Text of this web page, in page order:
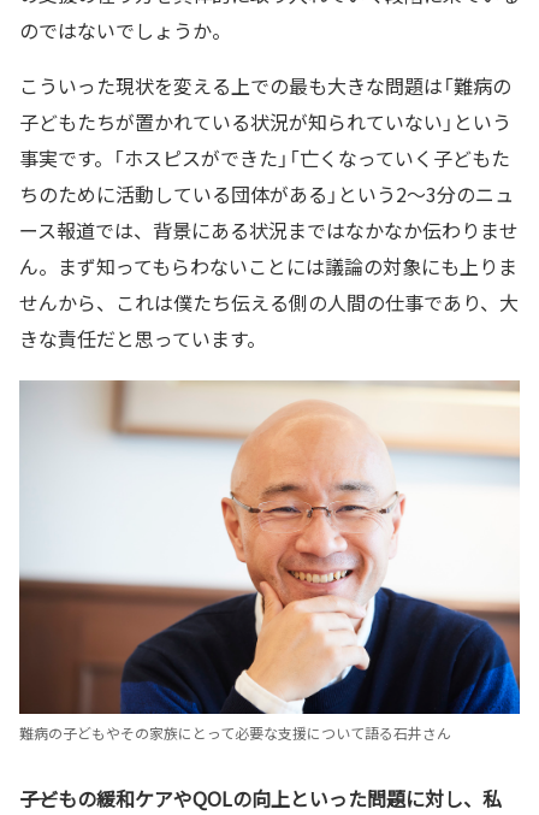
のではないでしょうか。
こういった現状を変える上での最も大きな問題は「難病の
子どもたちが置かれている状況が知られていない」という
事実です。「ホスピスができた」「亡くなっていく子どもた
ちのために活動している団体がある」という2～3分のニュ
ース報道では、背景にある状況まではなかなか伝わりませ
ん。まず知ってもらわないことには議論の対象にも上りま
せんから、これは僕たち伝える側の人間の仕事であり、大
きな責任だと思っています。
難病の子どもやその家族にとって必要な支援について語る石井さん
――子どもの緩和ケアやQOLの向上といった問題に対し、私